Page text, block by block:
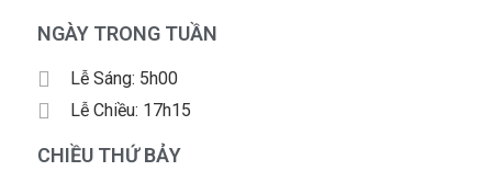
NGÀY TRONG TUẦN
Lễ Sáng: 5h00
Lễ Chiều: 17h15
CHIỀU THỨ BẢY